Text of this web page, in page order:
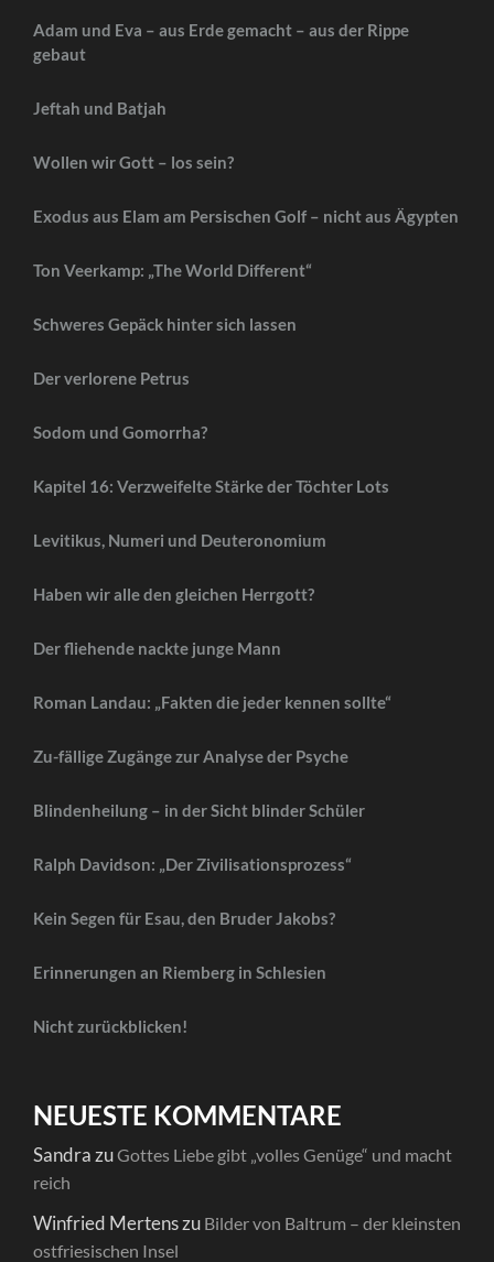
Adam und Eva – aus Erde gemacht – aus der Rippe
gebaut
Jeftah und Batjah
Wollen wir Gott – los sein?
Exodus aus Elam am Persischen Golf – nicht aus Ägypten
Ton Veerkamp: „The World Different“
Schweres Gepäck hinter sich lassen
Der verlorene Petrus
Sodom und Gomorrha?
Kapitel 16: Verzweifelte Stärke der Töchter Lots
Levitikus, Numeri und Deuteronomium
Haben wir alle den gleichen Herrgott?
Der fliehende nackte junge Mann
Roman Landau: „Fakten die jeder kennen sollte“
Zu-fällige Zugänge zur Analyse der Psyche
Blindenheilung – in der Sicht blinder Schüler
Ralph Davidson: „Der Zivilisationsprozess“
Kein Segen für Esau, den Bruder Jakobs?
Erinnerungen an Riemberg in Schlesien
Nicht zurückblicken!
NEUESTE KOMMENTARE
SandrazuGottes Liebe gibt „volles Genüge“ und macht
reich
Winfried Mertenszu Bilder von Baltrum – der kleinsten
ostfriesischen Insel